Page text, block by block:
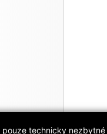
technicky nezbytné